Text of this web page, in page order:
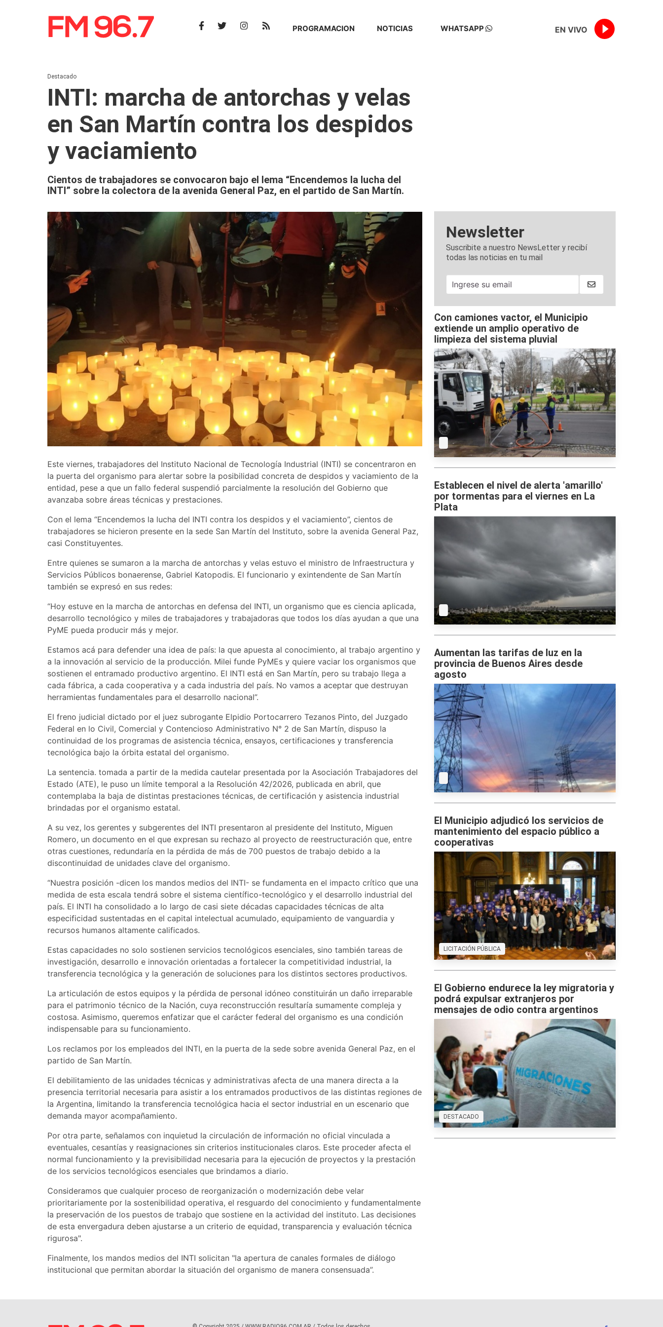
PROGRAMACION NOTICIAS WHATSAPP EN VIVO
Destacado
INTI: marcha de antorchas y velas
en San Martín contra los despidos
y vaciamiento
Cientos de trabajadores se convocaron bajo el lema “Encendemos la lucha del
INTI” sobre la colectora de la avenida General Paz, en el partido de San Martín.
Este viernes, trabajadores del Instituto Nacional de Tecnología Industrial (INTI) se concentraron en
la puerta del organismo para alertar sobre la posibilidad concreta de despidos y vaciamiento de la
entidad, pese a que un fallo federal suspendió parcialmente la resolución del Gobierno que
avanzaba sobre áreas técnicas y prestaciones.
Con el lema “Encendemos la lucha del INTI contra los despidos y el vaciamiento”, cientos de
trabajadores se hicieron presente en la sede San Martín del Instituto, sobre la avenida General Paz,
casi Constituyentes.
Entre quienes se sumaron a la marcha de antorchas y velas estuvo el ministro de Infraestructura y
Servicios Públicos bonaerense, Gabriel Katopodis. El funcionario y exintendente de San Martín
también se expresó en sus redes:
“Hoy estuve en la marcha de antorchas en defensa del INTI, un organismo que es ciencia aplicada,
desarrollo tecnológico y miles de trabajadores y trabajadoras que todos los días ayudan a que una
PyME pueda producir más y mejor.
Estamos acá para defender una idea de país: la que apuesta al conocimiento, al trabajo argentino y
a la innovación al servicio de la producción. Milei funde PyMEs y quiere vaciar los organismos que
sostienen el entramado productivo argentino. El INTI está en San Martín, pero su trabajo llega a
cada fábrica, a cada cooperativa y a cada industria del país. No vamos a aceptar que destruyan
herramientas fundamentales para el desarrollo nacional”.
El freno judicial dictado por el juez subrogante Elpidio Portocarrero Tezanos Pinto, del Juzgado
Federal en lo Civil, Comercial y Contencioso Administrativo N° 2 de San Martín, dispuso la
continuidad de los programas de asistencia técnica, ensayos, certificaciones y transferencia
tecnológica bajo la órbita estatal del organismo.
La sentencia. tomada a partir de la medida cautelar presentada por la Asociación Trabajadores del
Estado (ATE), le puso un límite temporal a la Resolución 42/2026, publicada en abril, que
contemplaba la baja de distintas prestaciones técnicas, de certificación y asistencia industrial
brindadas por el organismo estatal.
A su vez, los gerentes y subgerentes del INTI presentaron al presidente del Instituto, Miguen
Romero, un documento en el que expresan su rechazo al proyecto de reestructuración que, entre
otras cuestiones, redundaría en la pérdida de más de 700 puestos de trabajo debido a la
discontinuidad de unidades clave del organismo.
“Nuestra posición -dicen los mandos medios del INTI- se fundamenta en el impacto crítico que una
medida de esta escala tendrá sobre el sistema científico-tecnológico y el desarrollo industrial del
país. El INTI ha consolidado a lo largo de casi siete décadas capacidades técnicas de alta
especificidad sustentadas en el capital intelectual acumulado, equipamiento de vanguardia y
recursos humanos altamente calificados.
Estas capacidades no solo sostienen servicios tecnológicos esenciales, sino también tareas de
investigación, desarrollo e innovación orientadas a fortalecer la competitividad industrial, la
transferencia tecnológica y la generación de soluciones para los distintos sectores productivos.
La articulación de estos equipos y la pérdida de personal idóneo constituirán un daño irreparable
para el patrimonio técnico de la Nación, cuya reconstrucción resultaría sumamente compleja y
costosa. Asimismo, queremos enfatizar que el carácter federal del organismo es una condición
indispensable para su funcionamiento.
Los reclamos por los empleados del INTI, en la puerta de la sede sobre avenida General Paz, en el
partido de San Martín.
El debilitamiento de las unidades técnicas y administrativas afecta de una manera directa a la
presencia territorial necesaria para asistir a los entramados productivos de las distintas regiones de
la Argentina, limitando la transferencia tecnológica hacia el sector industrial en un escenario que
demanda mayor acompañamiento.
Por otra parte, señalamos con inquietud la circulación de información no oficial vinculada a
eventuales, cesantías y reasignaciones sin criterios institucionales claros. Este proceder afecta el
normal funcionamiento y la previsibilidad necesaria para la ejecución de proyectos y la prestación
de los servicios tecnológicos esenciales que brindamos a diario.
Consideramos que cualquier proceso de reorganización o modernización debe velar
prioritariamente por la sostenibilidad operativa, el resguardo del conocimiento y fundamentalmente
la preservación de los puestos de trabajo que sostiene en la actividad del instituto. Las decisiones
de esta envergadura deben ajustarse a un criterio de equidad, transparencia y evaluación técnica
rigurosa".
Finalmente, los mandos medios del INTI solicitan "la apertura de canales formales de diálogo
institucional que permitan abordar la situación del organismo de manera consensuada”.
Newsletter
Suscribite a nuestro NewsLetter y recibí
todas las noticias en tu mail
Con camiones vactor, el Municipio
extiende un amplio operativo de
limpieza del sistema pluvial
Establecen el nivel de alerta 'amarillo'
por tormentas para el viernes en La
Plata
Aumentan las tarifas de luz en la
provincia de Buenos Aires desde
agosto
El Municipio adjudicó los servicios de
mantenimiento del espacio público a
cooperativas
LICITACIÓN PÚBLICA
El Gobierno endurece la ley migratoria y
podrá expulsar extranjeros por
mensajes de odio contra argentinos
DESTACADO